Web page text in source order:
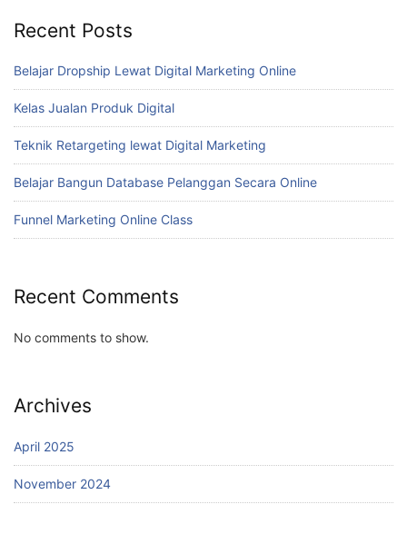
Recent Posts
Belajar Dropship Lewat Digital Marketing Online
Kelas Jualan Produk Digital
Teknik Retargeting lewat Digital Marketing
Belajar Bangun Database Pelanggan Secara Online
Funnel Marketing Online Class
Recent Comments
No comments to show.
Archives
April 2025
November 2024